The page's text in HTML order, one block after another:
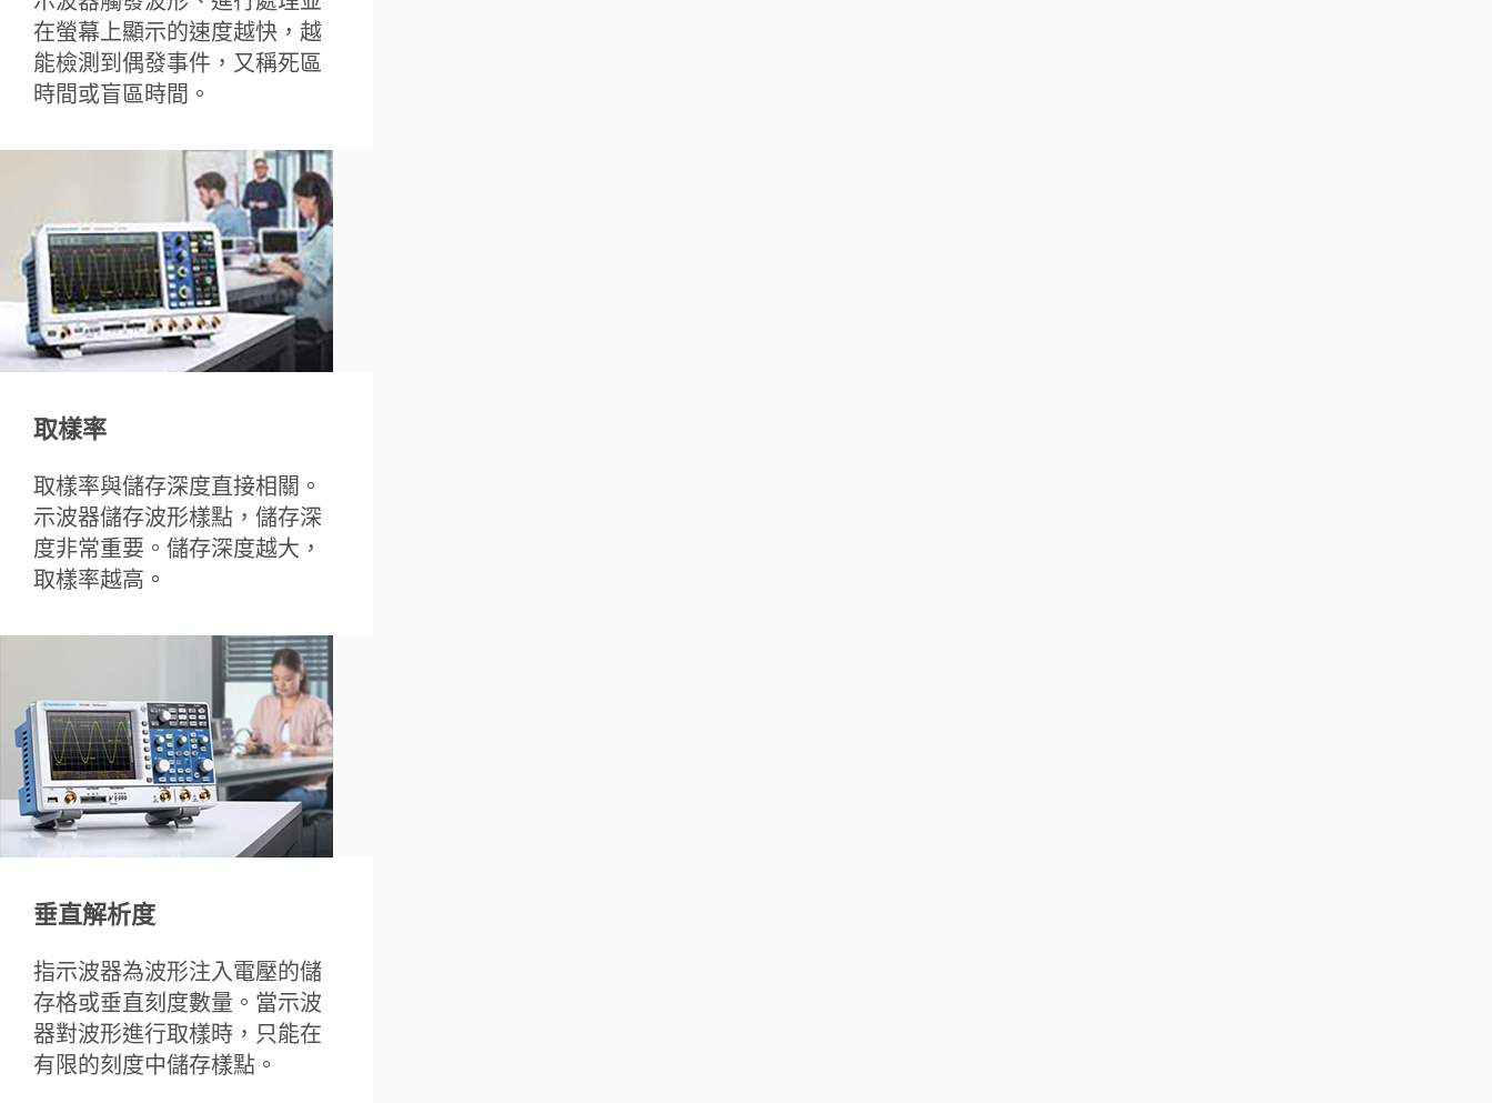
在螢幕上顯示的速度越快，越
能檢測到偶發事件，又稱死區
時間或盲區時間。
取樣率
取樣率與儲存深度直接相關。
示波器儲存波形樣點，儲存深
度非常重要。儲存深度越大，
取樣率越高。
垂直解析度
指示波器為波形注入電壓的儲
存格或垂直刻度數量。當示波
器對波形進行取樣時，只能在
有限的刻度中儲存樣點。